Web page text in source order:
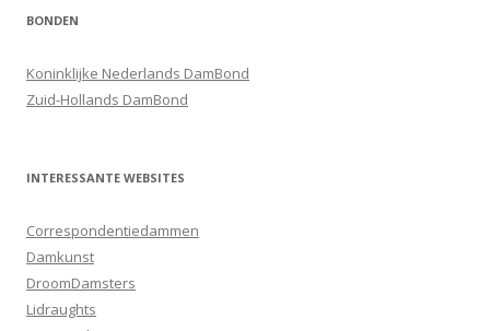
BONDEN
Koninklijke Nederlands DamBond
Zuid-Hollands DamBond
INTERESSANTE WEBSITES
Correspondentiedammen
Damkunst
DroomDamsters
Lidraughts